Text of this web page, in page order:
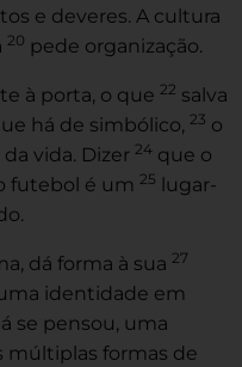
e deveres. A cultura
20 pede organização.
à porta, o que 22 salva
há de simbólico, 23 o
vida. Dizer 24 que o
futebol é um 25 lugar-
dá forma à sua 27
identidade em
se pensou, uma
múltiplas formas de